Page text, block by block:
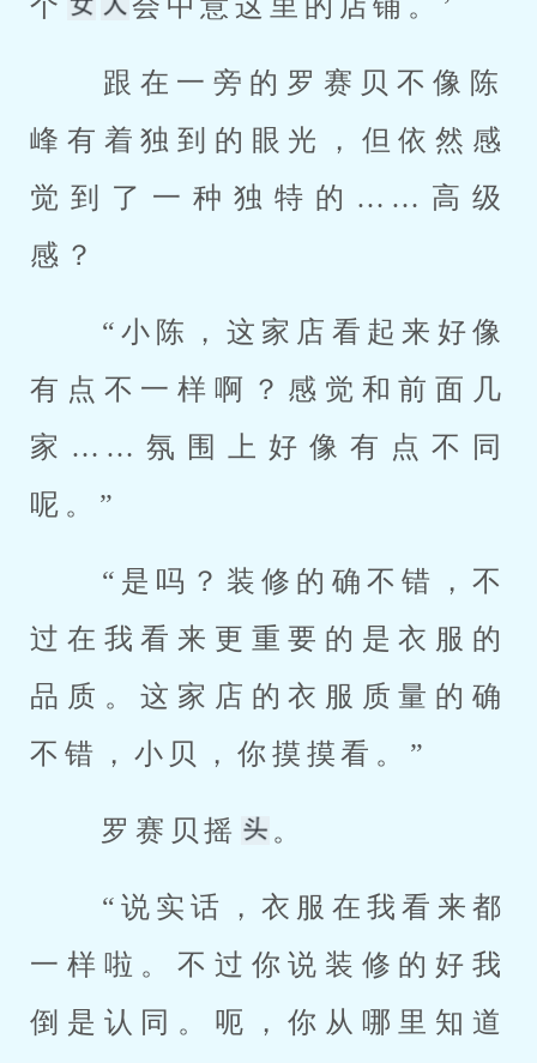
峰有着独到的眼光，但依然感
觉到了一种独特的……高级
感？
有点不一样啊？感觉和前面几
家……氛围上好像有点不同
呢。”
过在我看来更重要的是衣服的
品质。这家店的衣服质量的确
不错，小贝，你摸摸看。”
罗赛贝摇 。
一样啦。不过你说装修的好我
倒是认同。呃，你从哪里知道